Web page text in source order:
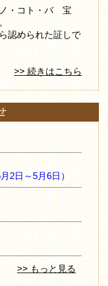
ノ・コト・バ 宝
認められた証しで
>> 続きはこちら
2日～5月6日）
>> もっと見る